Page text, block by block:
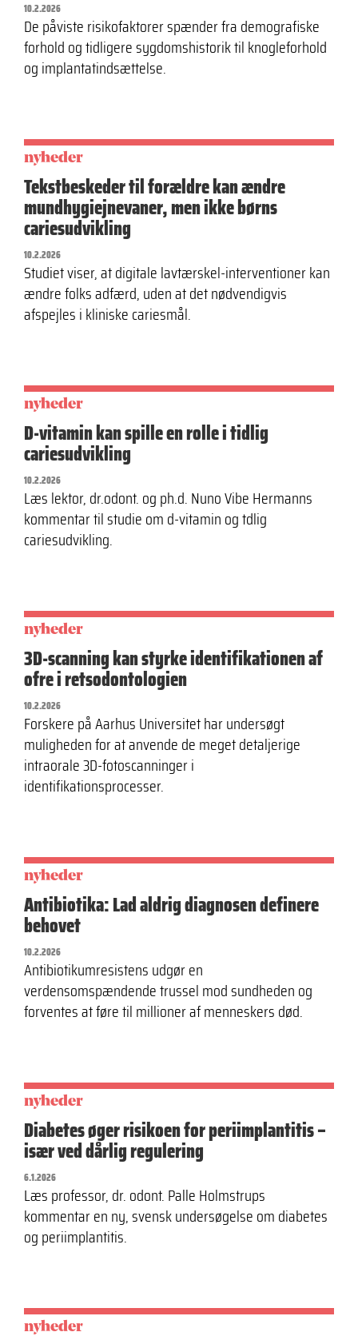
10.2.2026
De påviste risikofaktorer spænder fra demografiske
forhold og tidligere sygdomshistorik til knogleforhold
og implantatindsættelse.
nyheder
Tekstbeskeder til forældre kan ændre
mundhygiejnevaner, men ikke børns
cariesudvikling
10.2.2026
Studiet viser, at digitale lavtærskel-interventioner kan
ændre folks adfærd, uden at det nødvendigvis
afspejles i kliniske cariesmål.
nyheder
D-vitamin kan spille en rolle i tidlig
cariesudvikling
10.2.2026
Læs lektor, dr.odont. og ph.d. Nuno Vibe Hermanns
kommentar til studie om d-vitamin og tdlig
cariesudvikling.
nyheder
3D-scanning kan styrke identifikationen af
ofre i retsodontologien
10.2.2026
Forskere på Aarhus Universitet har undersøgt
muligheden for at anvende de meget detaljerige
intraorale 3D-fotoscanninger i
identifikationsprocesser.
nyheder
Antibiotika: Lad aldrig diagnosen definere
behovet
10.2.2026
Antibiotikumresistens udgør en
verdensomspændende trussel mod sundheden og
forventes at føre til millioner af menneskers død.
nyheder
Diabetes øger risikoen for periimplantitis –
især ved dårlig regulering
6.1.2026
Læs professor, dr. odont. Palle Holmstrups
kommentar en ny, svensk undersøgelse om diabetes
og periimplantitis.
nyheder